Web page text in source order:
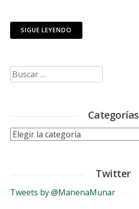
SIGUE LEYENDO
Buscar:
Categorías
Categorías
Twitter
Tweets by @ManenaMunar